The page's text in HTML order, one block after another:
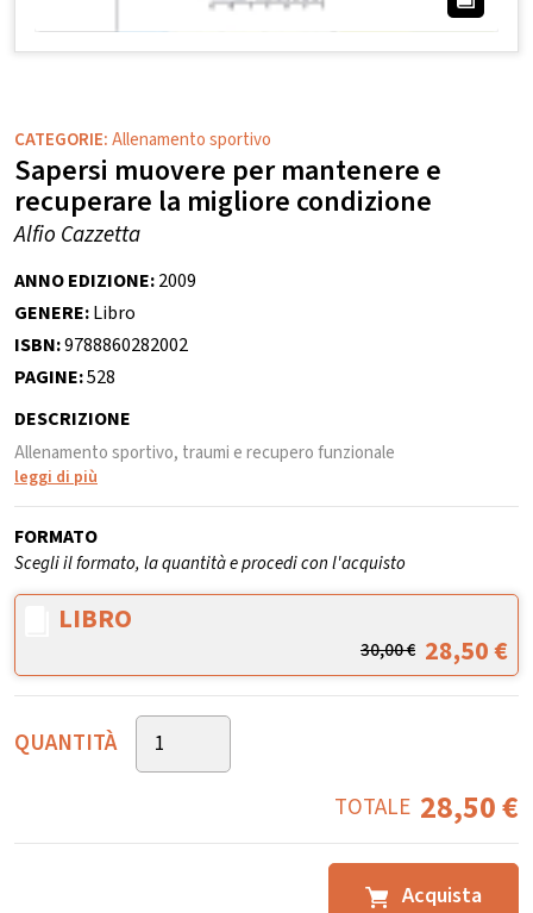
CATEGORIE:Allenamento sportivo
Sapersi muovere per mantenere e
recuperare la migliore condizione
Alfio Cazzetta
ANNO EDIZIONE:2009
GENERE:Libro
ISBN:9788860282002
PAGINE:528
DESCRIZIONE
Allenamento sportivo, traumi e recupero funzionale
leggi di più
FORMATO
Scegli il formato, la quantità e procedi con l'acquisto
LIBRO
30,00€ 28,50€
QUANTITÀ
TOTALE 28,50€
Acquista